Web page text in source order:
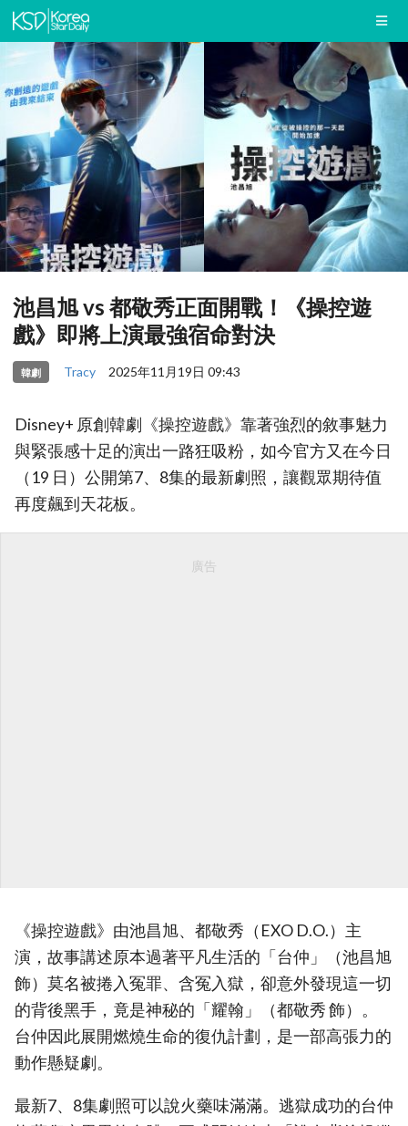
池昌旭 vs 都敬秀正面開戰！《操控遊
戲》即將上演最強宿命對決
韓劇 Tracy 2025年11月19日 09:43
Disney+ 原創韓劇《操控遊戲》靠著強烈的敘事魅力
與緊張感十足的演出一路狂吸粉，如今官方又在今日
（19 日）公開第7、8集的最新劇照，讓觀眾期待值
再度飆到天花板。
廣告
《操控遊戲》由池昌旭、都敬秀（EXO D.O.）主
演，故事講述原本過著平凡生活的「台仲」（池昌旭
飾）莫名被捲入冤罪、含冤入獄，卻意外發現這一切
的背後黑手，竟是神秘的「耀翰」（都敬秀 飾）。
台仲因此展開燃燒生命的復仇計劃，是一部高張力的
動作懸疑劇。
最新7、8集劇照可以說火藥味滿滿。逃獄成功的台仲